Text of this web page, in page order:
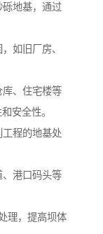
地基，通过
如旧厂房、
库、住宅楼等
安全性。
程的地基处
港口码头等
理，提高坝体